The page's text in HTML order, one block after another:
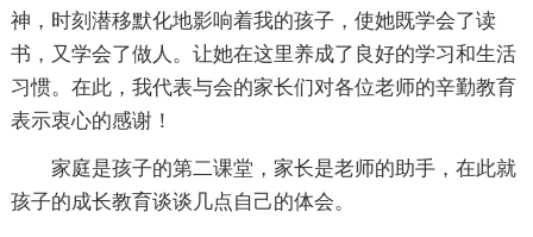
神，时刻潜移默化地影响着我的孩子，使她既学会了读
书，又学会了做人。让她在这里养成了良好的学习和生活
习惯。在此，我代表与会的家长们对各位老师的辛勤教育
表示衷心的感谢！
家庭是孩子的第二课堂，家长是老师的助手，在此就
孩子的成长教育谈谈几点自己的体会。